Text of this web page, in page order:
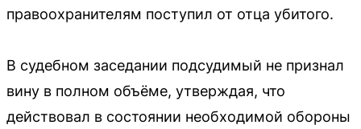
правоохранителям поступил от отца убитого.
В судебном заседании подсудимый не признал
вину в полном объёме, утверждая, что
действовал в состоянии необходимой обороны